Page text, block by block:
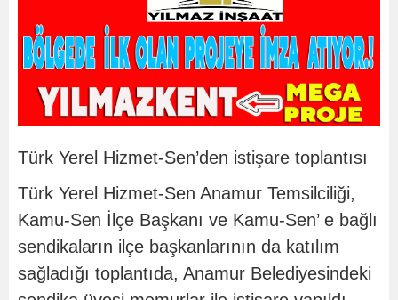
Türk Yerel Hizmet-Sen’den istişare toplantısı
Türk Yerel Hizmet-Sen Anamur Temsilciliği,
Kamu-Sen İlçe Başkanı ve Kamu-Sen’ e bağlı
sendikaların ilçe başkanlarının da katılım
sağladığı toplantıda, Anamur Belediyesindeki